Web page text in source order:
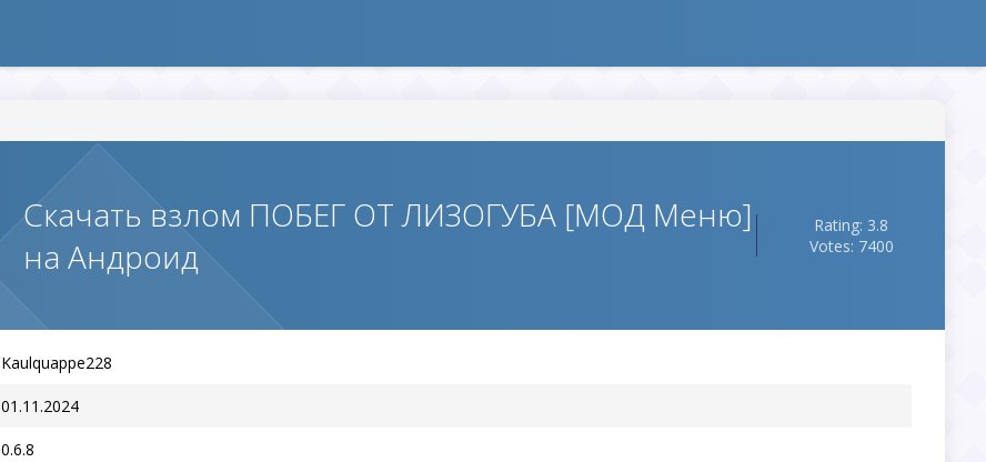
Скачать взлом ПОБЕГ ОТ ЛИЗОГУБА [МОД Меню]
на Андроид
Rating: 3.8
Votes: 7400
Kaulquappe228
01.11.2024
0.6.8